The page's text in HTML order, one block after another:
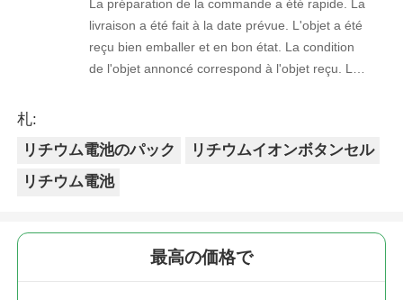
La préparation de la commande a été rapide. La
livraison a été fait à la date prévue. L'objet a été
reçu bien emballer et en bon état. La condition
de l'objet annoncé correspond à l'objet reçu. Le
札:
リチウム電池のパック
リチウムイオンボタンセル
リチウム電池
最高の価格で